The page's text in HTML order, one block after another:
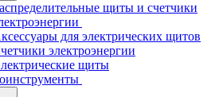
щиты и счетчики
для электрических щитов
электроэнергии
щиты